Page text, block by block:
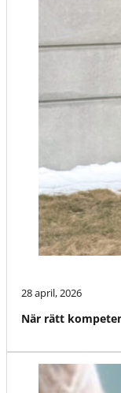
28 april, 2026
När rätt